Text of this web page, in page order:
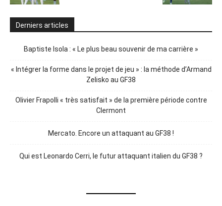
Derniers articles
Baptiste Isola : « Le plus beau souvenir de ma carrière »
« Intégrer la forme dans le projet de jeu » : la méthode d’Armand
Zelisko au GF38
Olivier Frapolli « très satisfait » de la première période contre
Clermont
Mercato. Encore un attaquant au GF38 !
Qui est Leonardo Cerri, le futur attaquant italien du GF38 ?